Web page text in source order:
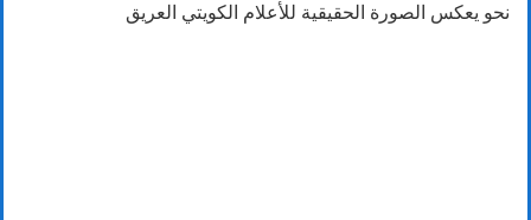
نحو يعكس الصورة الحقيقية للأعلام الكويتي العريق